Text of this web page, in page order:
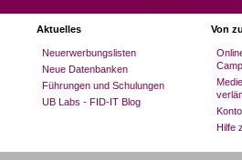
Aktuelles
Neuerwerbungslisten
Neue Datenbanken
Führungen und Schulungen
UB Labs - FID-IT Blog
Von
Hilfe